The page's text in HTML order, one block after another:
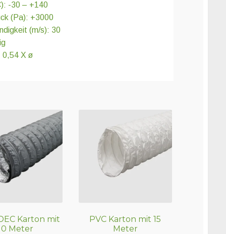
-30 – +140
(Pa): +3000
(m/s): 30
0,54 X ø
Karton mit
Meter
PVC Karton mit 15
Meter